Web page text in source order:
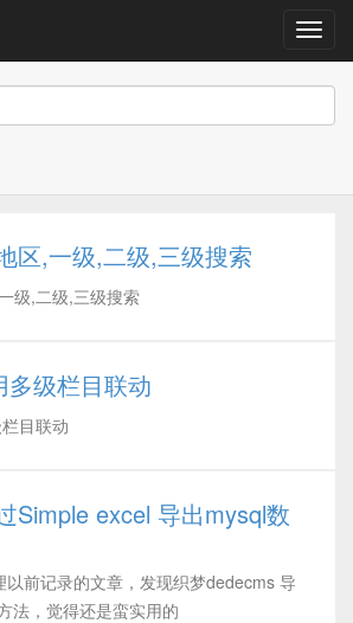
导
航
区,一级,二级,三级搜索
级,二级,三级搜索
多级栏目联动
目联动
Simple excel 导出mysql数
以前记录的文章，发现织梦dedecms 导
法，觉得还是蛮实用的